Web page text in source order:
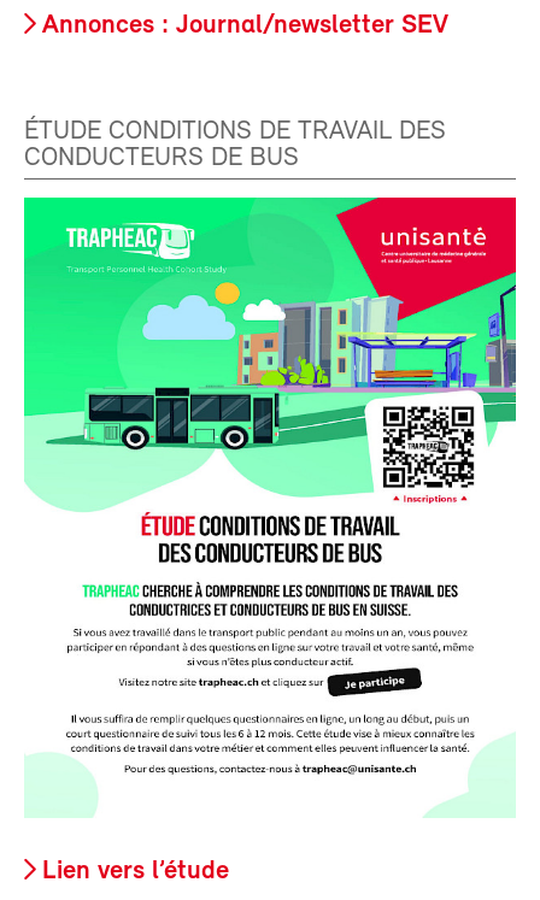
Annonces : Journal/newsletter SEV
ÉTUDE CONDITIONS DE TRAVAIL DES
CONDUCTEURS DE BUS
Lien vers l’étude